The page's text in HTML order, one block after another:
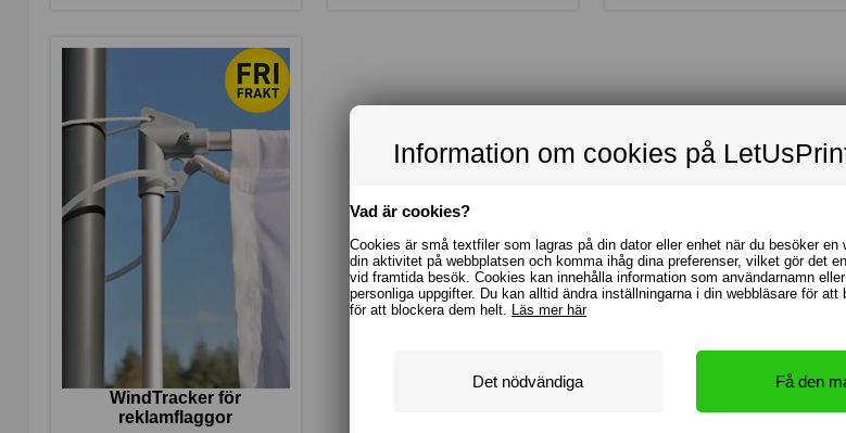
Information om cookies på
Vad är cookies?
Cookies är små textfiler som lagras på din dator eller enhet när du besöker
din aktivitet på webbplatsen och komma ihåg dina preferenser, vilket gör det
vid framtida besök. Cookies kan innehålla information som användarnamn
personliga uppgifter. Du kan alltid ändra inställningarna i din webbläsare för
för att blockera dem helt. Läs mer här
WindTracker för
reklamflaggor